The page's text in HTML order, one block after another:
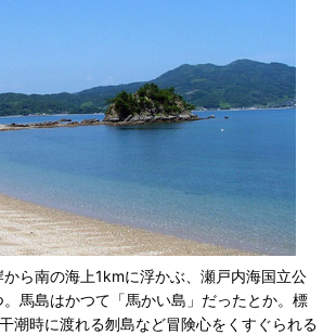
ら南の海上1kmに浮かぶ、瀬戸内海国立公
馬島はかつて「馬かい島」だったとか。標
潮時に渡れる刎島など冒険心をくすぐられる